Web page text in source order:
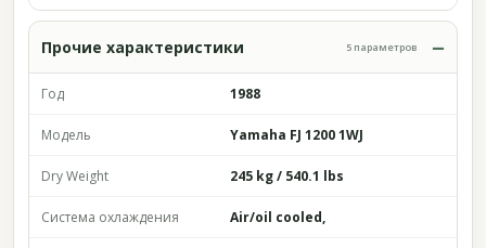
Прочие характеристики 5 параметров
Год 1988
Модель Yamaha FJ 1200 1WJ
Dry Weight 245 kg / 540.1 lbs
Система охлаждения Air/oil cooled,